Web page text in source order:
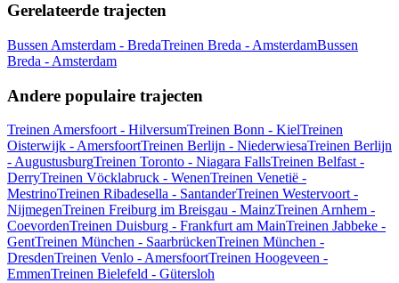
Gerelateerde trajecten
Bussen Amsterdam - BredaTreinen Breda - AmsterdamBussen
Breda - Amsterdam
Andere populaire trajecten
Treinen Amersfoort - HilversumTreinen Bonn - KielTreinen
Oisterwijk - AmersfoortTreinen Berlijn - NiederwiesaTreinen Berlijn
- AugustusburgTreinen Toronto - Niagara FallsTreinen Belfast -
DerryTreinen Vöcklabruck - WenenTreinen Venetië -
MestrinoTreinen Ribadesella - SantanderTreinen Westervoort -
NijmegenTreinen Freiburg im Breisgau - MainzTreinen Arnhem -
CoevordenTreinen Duisburg - Frankfurt am MainTreinen Jabbeke -
GentTreinen München - SaarbrückenTreinen München -
DresdenTreinen Venlo - AmersfoortTreinen Hoogeveen -
EmmenTreinen Bielefeld - Gütersloh